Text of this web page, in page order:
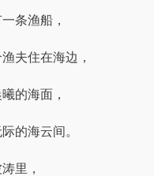
条渔船，
夫住在海边，
的海面，
的海云间。
里，